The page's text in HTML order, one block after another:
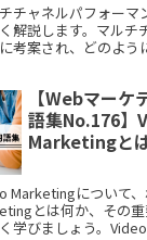
チャネルパフォーマ
解説します。マルチ
考案され、どのよう
【Webマーケ
語集No.176】
Marketingと
Marketingについて
とは何か、その
学びましょう。